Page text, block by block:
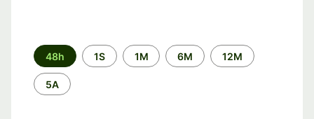
Período
de
tempo
48h 1S 1M 6M 12M
5A